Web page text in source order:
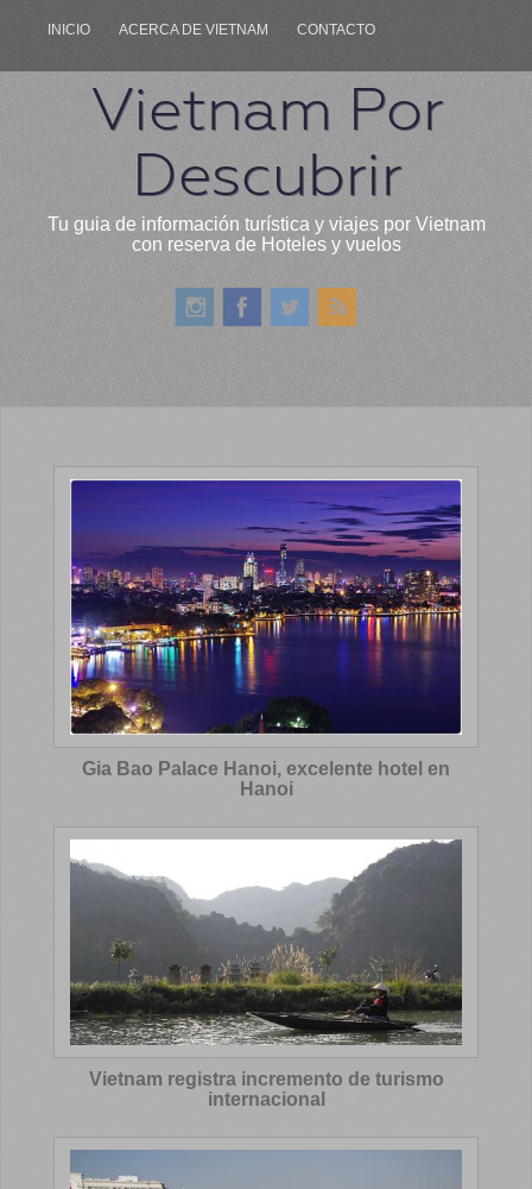
INICIO ACERCA DE VIETNAM CONTACTO
Vietnam Por
Descubrir
Tu guia de información turística y viajes por Vietnam
con reserva de Hoteles y vuelos
Gia Bao Palace Hanoi, excelente hotel en
Hanoi
Vietnam registra incremento de turismo
internacional